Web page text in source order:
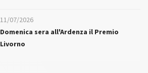
11/07/2026
Domenica sera all'Ardenza il Premio
Livorno